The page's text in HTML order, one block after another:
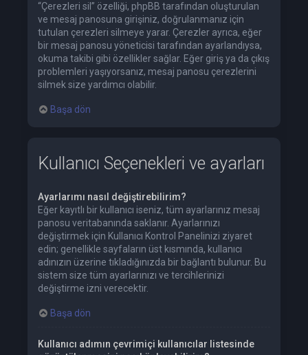
“Çerezleri sil” özelliği, phpBB tarafından oluşturulan
ve mesaj panosuna girişiniz, doğrulanmanız için
tutulan çerezleri silmeye yarar. Çerezler ayrıca, eğer
bir mesaj panosu yöneticisi tarafından ayarlandıysa,
okuma takibi gibi özellikler sağlar. Eğer giriş ya da çıkış
problemleri yaşıyorsanız, mesaj panosu çerezlerini
silmek size yardımcı olabilir.
Başa dön
Kullanıcı Seçenekleri ve ayarları
Ayarlarımı nasıl değiştirebilirim?
Eğer kayıtlı bir kullanıcı iseniz, tüm ayarlarınız mesaj
panosu veritabanında saklanır. Ayarlarınızı
değiştirmek için Kullanıcı Kontrol Panelinizi ziyaret
edin; genellikle sayfaların üst kısmında, kullanıcı
adınızın üzerine tıkladığınızda bir bağlantı bulunur. Bu
sistem size tüm ayarlarınızı ve tercihlerinizi
değiştirme izni verecektir.
Başa dön
Kullanıcı adımın çevrimiçi kullanıcılar listesinde